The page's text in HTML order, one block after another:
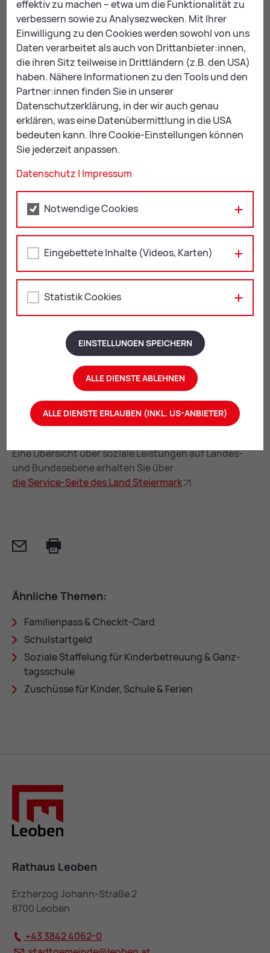
Einkommen:Der Windelgutschein ist
nicht abhängigvon Ihrem Einkommen.
So er­hal­ten Sie den Gut­schein:
Wenn Sie in Leoben Ihren Hauptwohnsitz haben,
erhalten Sie den Windelgutschein imFa­mi­li­en­bü­ro
Stadt Leoben. Sie können diesen bereits vor der
Geburt des Kindes abholen.
oder Geburtsurkunde des Kindes
Lichtbildausweis
Bezugsquelle:
Variante 2 - Wert 142 Euro
Wei­te­re För­de­run­gen
Eine Übersicht über soziale Leistungen auf Landes-
und Bundesebene erhalten Sie über
die Ser­vice-Sei­te des Land Stei­er­mark
.
Mail
Ähn­li­che The­men:
Fa­mi­li­en­pass & Che­ckit-Card
Schul­start­geld
So­zia­le Staf­fe­lung für Kin­der­be­treu­ung & Ganz­
tags­schu­le
Zu­schüs­se für Kin­der, Schu­le & Fe­ri­en
Rathaus Leoben
Erzherzog Johann-Straße 2
8700 Leoben
+43 3842 4062-0
effektiv zu machen – etwa um die Funktionalität zu
verbessern sowie zu Analysezwecken. Mit Ihrer
Einwilligung zu den Cookies werden sowohl von uns
Daten verarbeitet als auch von Drittanbieter:innen,
die ihren Sitz teilweise in Drittländern (z.B. den USA)
haben. Nähere Informationen zu den Tools und den
Partner:innen finden Sie in unserer
Datenschutzerklärung, in der wir auch genau
erklären, was eine Datenübermittlung in die USA
bedeuten kann. Ihre Cookie-Einstellungen können
Sie jederzeit anpassen.
Datenschutz | Impressum
Notwendige Cookies
Eingebettete Inhalte (Videos, Karten)
Statistik Cookies
EINSTELLUNGEN SPEICHERN
ALLE DIENSTE ABLEHNEN
ALLE DIENSTE ERLAUBEN (INKL. US-ANBIETER)